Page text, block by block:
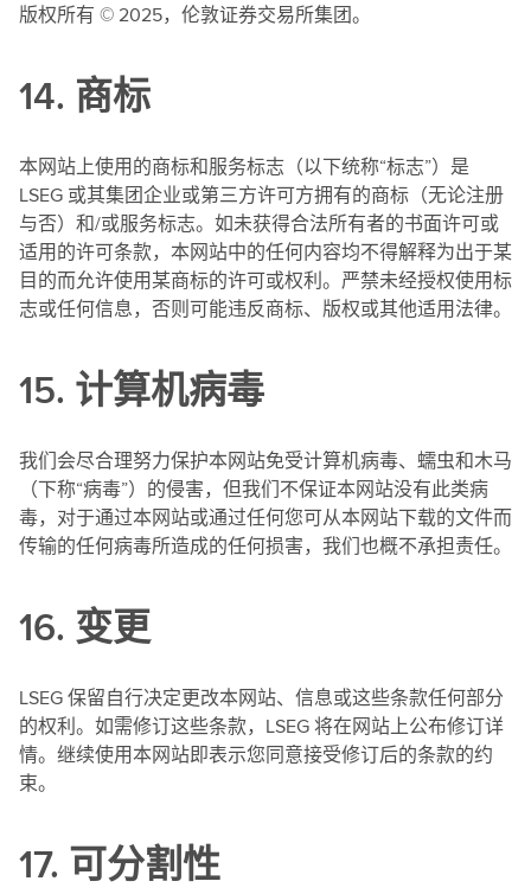
版权所有 © 2025，伦敦证券交易所集团。
14. 商标
本网站上使用的商标和服务标志（以下统称“标志”）是
LSEG 或其集团企业或第三方许可方拥有的商标（无论注册
与否）和/或服务标志。如未获得合法所有者的书面许可或
适用的许可条款，本网站中的任何内容均不得解释为出于某
目的而允许使用某商标的许可或权利。严禁未经授权使用标
志或任何信息，否则可能违反商标、版权或其他适用法律。
15. 计算机病毒
我们会尽合理努力保护本网站免受计算机病毒、蠕虫和木马
（下称“病毒”）的侵害，但我们不保证本网站没有此类病
毒，对于通过本网站或通过任何您可从本网站下载的文件而
传输的任何病毒所造成的任何损害，我们也概不承担责任。
16. 变更
LSEG 保留自行决定更改本网站、信息或这些条款任何部分
的权利。如需修订这些条款，LSEG 将在网站上公布修订详
情。继续使用本网站即表示您同意接受修订后的条款的约
束。
17. 可分割性